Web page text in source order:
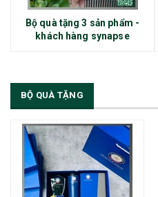
Bộ quà tặng 3 sản phẩm -
khách hàng synapse
BỘ QUÀ TẶNG